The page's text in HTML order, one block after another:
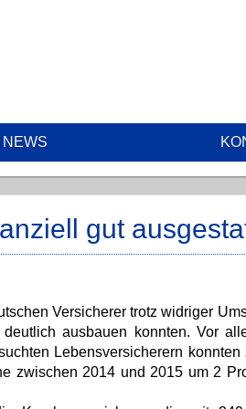
NEWS
gut
Versicherer trotz widriger
ausbauen konnten. Vor
Lebensversicherern
zwischen 2014 und 2015 um 2